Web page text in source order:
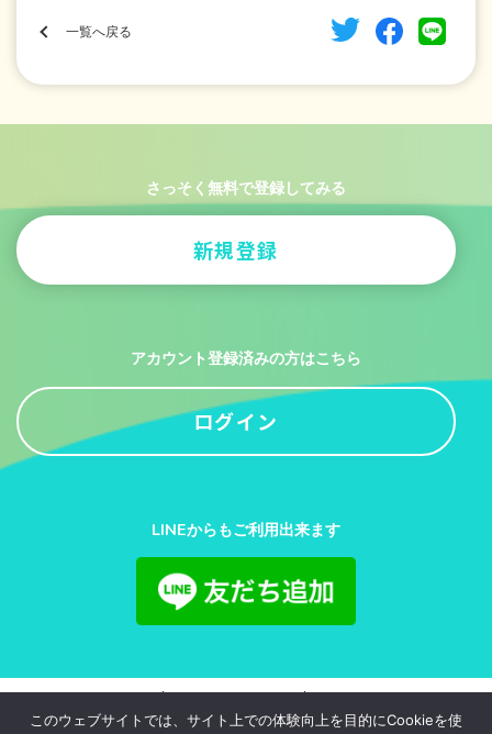
一覧へ戻る
さっそく無料で登録してみる
新規登録
アカウント登録済みの方はこちら
ログイン
LINEからもご利用出来ます
このウェブサイトでは、サイト上での体験向上を目的にCookieを使